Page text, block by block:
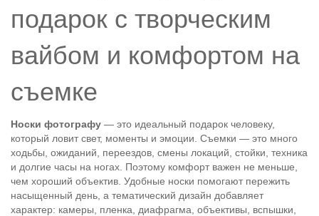
подарок с творческим
вайбом и комфортом на
съемке
Носки фотографу — это идеальный подарок человеку,
который ловит свет, моменты и эмоции. Съемки — это много
ходьбы, ожиданий, переездов, смены локаций, стойки, техника
и долгие часы на ногах. Поэтому комфорт важен не меньше,
чем хороший объектив. Удобные носки помогают пережить
насыщенный день, а тематический дизайн добавляет
характер: камеры, пленка, диафрагма, объективы, вспышки,